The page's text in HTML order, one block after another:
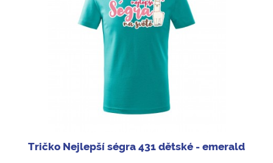
Tričko Nejlepší ségra 431 dětské - emerald